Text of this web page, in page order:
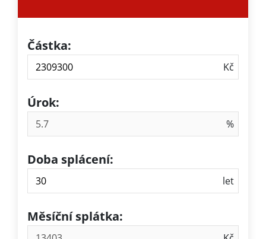
Částka:
Úrok:
Doba splácení:
Měsíční splátka: